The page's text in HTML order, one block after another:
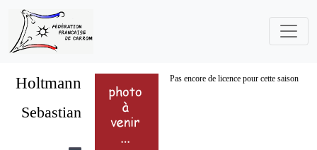
Holtmann Pas encore de licence pour cette saison
Sebastian